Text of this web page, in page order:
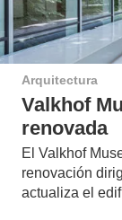
Arquitectura
Valkhof
renovada
El Valkhof
renovación
actualiza el